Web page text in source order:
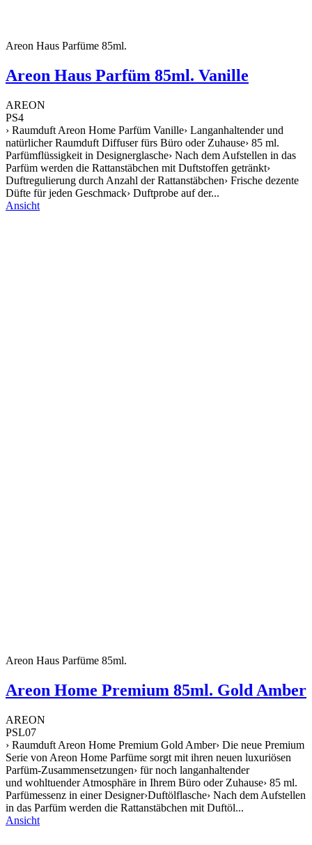
Areon Haus Parfüme 85ml.
Areon Haus Parfüm 85ml. Vanille
AREON
PS4
› Raumduft Areon Home Parfüm Vanille› Langanhaltender und
natürlicher Raumduft Diffuser fürs Büro oder Zuhause› 85 ml.
Parfümflüssigkeit in Designerglasche› Nach dem Aufstellen in das
Parfüm werden die Rattanstäbchen mit Duftstoffen getränkt›
Duftregulierung durch Anzahl der Rattanstäbchen› Frische dezente
Düfte für jeden Geschmack› Duftprobe auf der...
Ansicht
Areon Haus Parfüme 85ml.
Areon Home Premium 85ml. Gold Amber
AREON
PSL07
› Raumduft Areon Home Premium Gold Amber› Die neue Premium
Serie von Areon Home Parfüme sorgt mit ihren neuen luxuriösen
Parfüm-Zusammensetzungen› für noch langanhaltender
und wohltuender Atmosphäre in Ihrem Büro oder Zuhause› 85 ml.
Parfümessenz in einer Designer›Duftölflasche› Nach dem Aufstellen
in das Parfüm werden die Rattanstäbchen mit Duftöl...
Ansicht